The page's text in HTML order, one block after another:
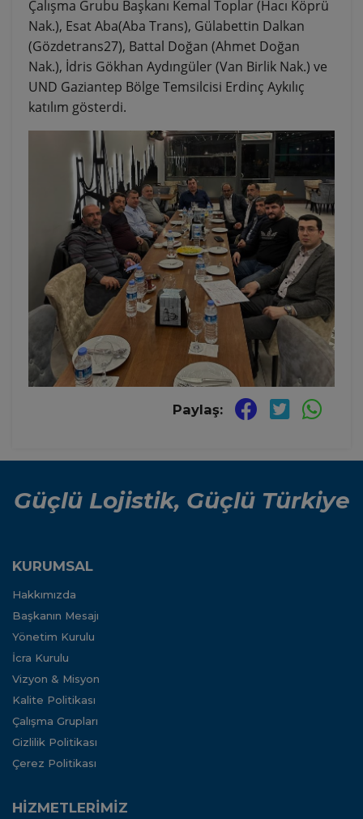
Çalışma Grubu Başkanı Kemal Toplar (Hacı Köprü
Nak.), Esat Aba(Aba Trans), Gülabettin Dalkan
(Gözdetrans27), Battal Doğan (Ahmet Doğan
Nak.), İdris Gökhan Aydıngüler (Van Birlik Nak.) ve
UND Gaziantep Bölge Temsilcisi Erdinç Aykılıç
katılım gösterdi.
Paylaş:
Güçlü Lojistik, Güçlü Türkiye
KURUMSAL
Hakkımızda
Başkanın Mesajı
Yönetim Kurulu
İcra Kurulu
Vizyon & Misyon
Kalite Politikası
Çalışma Grupları
Gizlilik Politikası
Çerez Politikası
HİZMETLERİMİZ